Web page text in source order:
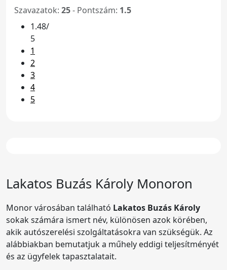
Szavazatok: 25- Pontszám: 1.5
1.48/
5
1
2
3
4
5
Lakatos Buzás Károly Monoron
Monor városában található Lakatos Buzás Károly
sokak számára ismert név, különösen azok körében,
akik autószerelési szolgáltatásokra van szükségük. Az
alábbiakban bemutatjuk a műhely eddigi teljesítményét
és az ügyfelek tapasztalatait.